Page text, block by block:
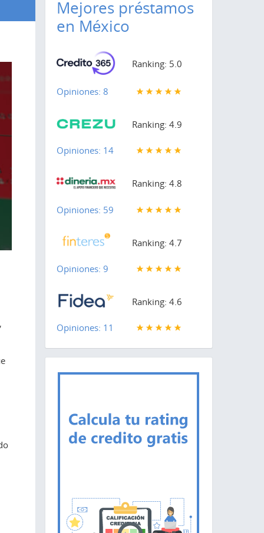
Mejores préstamos
en México
Ranking: 5.0
Opiniones: 8
Ranking: 4.9
Opiniones: 14
Ranking: 4.8
Opiniones: 59
Ranking: 4.7
Opiniones: 9
Ranking: 4.6
Opiniones: 11